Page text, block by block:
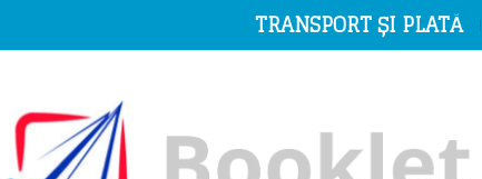
TRANSPORT ȘI PLATĂ